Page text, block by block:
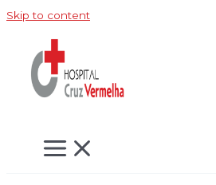
Skip to content